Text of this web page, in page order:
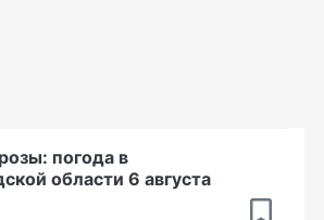
погода в
области 6 августа